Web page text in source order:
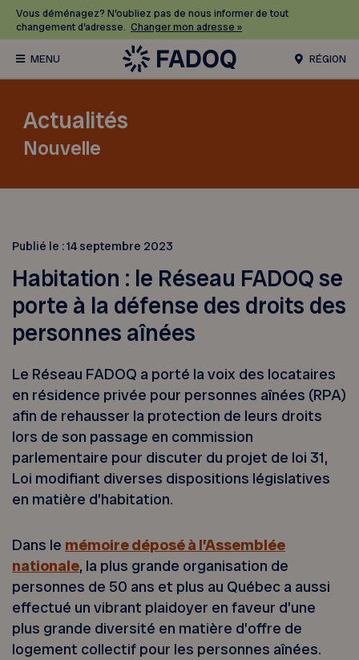
Vous déménagez? N’oubliez pas de nous informer de tout
changement d’adresse. Changer mon adresse »
RÉGION
Actualités
Nouvelle
Publié le :14 septembre 2023
Habitation : le Réseau FADOQ se
porte à la défense des droits des
personnes aînées
Le Réseau FADOQ a porté la voix des locataires
en résidence privée pour personnes aînées (RPA)
afin de rehausser la protection de leurs droits
lors de son passage en commission
parlementaire pour discuter du projet de loi 31,
Loi modifiant diverses dispositions législatives
en matière d’habitation.
Dans le mémoire déposé à l’Assemblée
nationale, la plus grande organisation de
personnes de 50 ans et plus au Québec a aussi
effectué un vibrant plaidoyer en faveur d’une
plus grande diversité en matière d’offre de
logement collectif pour les personnes aînées.